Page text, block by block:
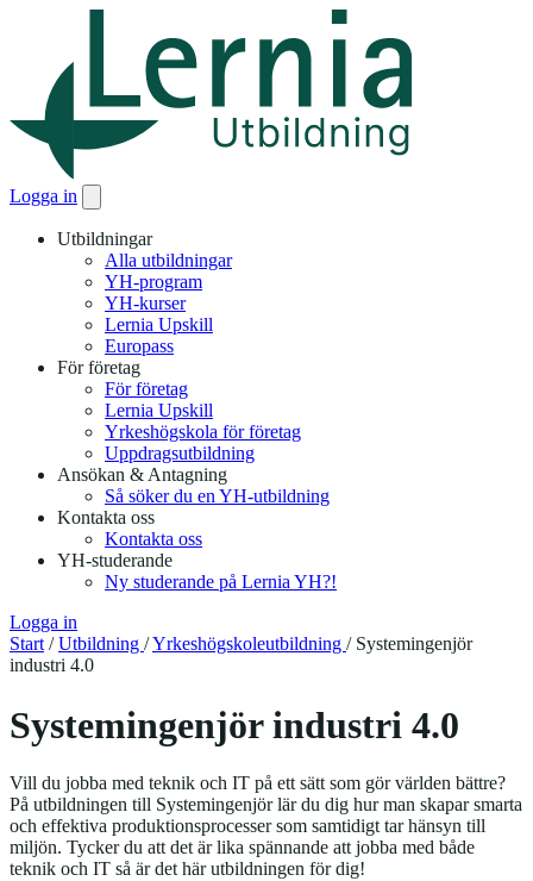
Logga in
Utbildningar
Alla utbildningar
YH-program
YH-kurser
Lernia Upskill
Europass
För företag
För företag
Lernia Upskill
Yrkeshögskola för företag
Uppdragsutbildning
Ansökan & Antagning
Så söker du en YH-utbildning
Kontakta oss
Kontakta oss
YH-studerande
Ny studerande på Lernia YH?!
Logga in
Start /Utbildning /Yrkeshögskoleutbildning / Systemingenjör
industri 4.0
Systemingenjör industri 4.0
Vill du jobba med teknik och IT på ett sätt som gör världen bättre?
På utbildningen till Systemingenjör lär du dig hur man skapar smarta
och effektiva produktionsprocesser som samtidigt tar hänsyn till
miljön. Tycker du att det är lika spännande att jobba med både
teknik och IT så är det här utbildningen för dig!